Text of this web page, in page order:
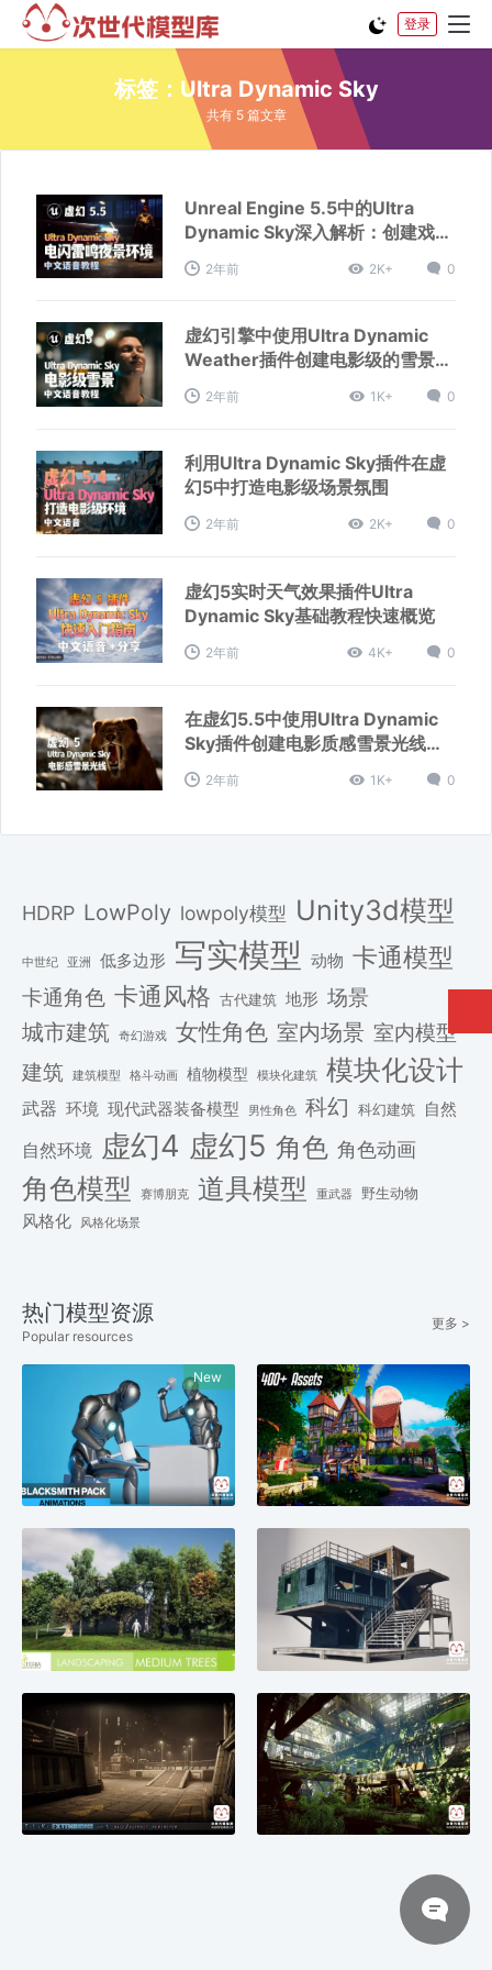
登录
标签：Ultra Dynamic Sky
共有 5 篇文章
Unreal Engine 5.5中的Ultra
Dynamic Sky深入解析：创建戏剧
性暴风雨夜景照明
2年前 2K+ 0
虚幻引擎中使用Ultra Dynamic
Weather插件创建电影级的雪景效
果
2年前 1K+ 0
利用Ultra Dynamic Sky插件在虚
幻5中打造电影级场景氛围
2年前 2K+ 0
虚幻5实时天气效果插件Ultra
Dynamic Sky基础教程快速概览
2年前 4K+ 0
在虚幻5.5中使用Ultra Dynamic
Sky插件创建电影质感雪景光线镜
头
2年前 1K+ 0
HDRP LowPoly lowpoly模型 Unity3d模型
中世纪 亚洲 低多边形 写实模型 动物 卡通模型
卡通角色 卡通风格 古代建筑 地形 场景
城市建筑
奇幻游戏 女性角色 室内场景 室内模型
建筑 建筑模型 格斗动画 植物模型 模块化建筑 模块化设计
武器 环境 现代武器装备模型 男性角色 科幻 科幻建筑 自然
自然环境 虚幻4 虚幻5 角色 角色动画
角色模型 赛博朋克 道具模型 重武器 野生动物
风格化 风格化场景
热门模型资源
Popular resources
更多 >